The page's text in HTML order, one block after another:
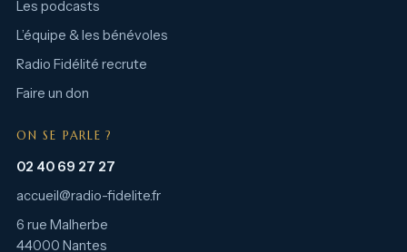
Les podcasts
L’équipe & les bénévoles
Radio Fidélité recrute
Faire un don
ON SE PARLE ?
02 40 69 27 27
accueil@radio-fidelite.fr
6 rue Malherbe
44000 Nantes